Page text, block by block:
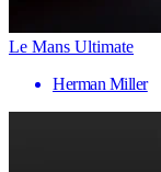
Le Mans Ultimate
Herman Miller